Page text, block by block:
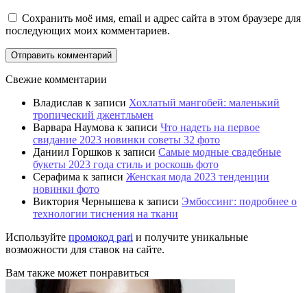
Сохранить моё имя, email и адрес сайта в этом браузере для
последующих моих комментариев.
Свежие комментарии
Владислав к записи Хохлатый мангобей: маленький
тропический джентльмен
Варвара Наумова к записи Что надеть на первое
свидание 2023 новинки советы 32 фото
Даниил Горшков к записи Самые модные свадебные
букеты 2023 года стиль и роскошь фото
Серафима к записи Женская мода 2023 тенденции
новинки фото
Виктория Чернышева к записи Эмбоссинг: подробнее о
технологии тиснения на ткани
Используйте промокод pari и получите уникальные
возможности для ставок на сайте.
Вам также может понравиться